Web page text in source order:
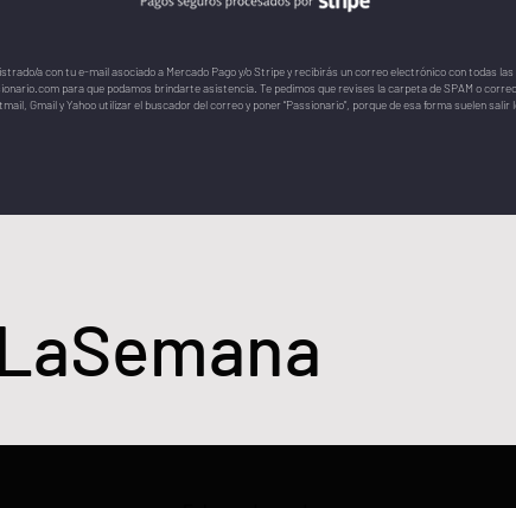
a con tu e-mail asociado a Mercado Pago y/o Stripe y recibirás un correo electrónico con todas
para que podamos brindarte asistencia. Te pedimos que revises la carpeta de SPAM o
Gmail y Yahoo utilizar el buscador del correo y poner “Passionario”, porque de esa forma suelen